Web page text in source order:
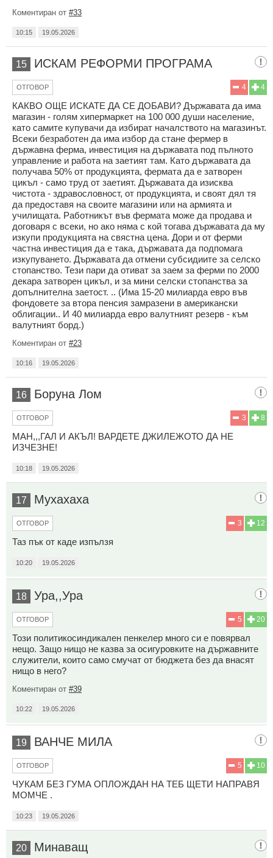
Коментиран от #33
10:15 19.05.2026
15 ИСКАМ РЕФОРМИ ПРОГРАМА
4
4
ОТГОВОР
КАКВО ОЩЕ ИСКАТЕ ДА СЕ ДОБАВИ? Държавата да има
магазин - голям хипермаркет на 100 000 души население,
като самите купувачи да избират началството на магазинът.
Всеки безработен да има избор да стане фермер в
държавна ферма, инвестиция на държавата под пълното
управление и работа на заетият там. Като държавата да
получава 50% от продукцията, фермата да е затворен
цикъл - само труд от заетият. Държавата да изисква
чистота - здравословност, от продукцията, и своят дял тя
да предоставя на своите магазини или на армията и
училищата. Работникът във фермата може да продава и
договаря с всеки, но ако няма с кой тогава държавата да му
изкупи продукцията на свястна цена. Дори и от ферми
частна инвестиция да е така, държавата да подпомага
изкупуването. Държавата да отмени субсидиите за селско
стопанство. Тези пари да отиват за заем за ферми по 2000
декара затворен цикъл, и за мини селски стопанства за
допълнителна заетост. .. (Има 15-20 милиарда евро във
фондовете за втора пенсия замразени в американски
облигации.. И 40 милиарда евро валутният резерв - към
валутният борд.)
Коментиран от #23
10:16 19.05.2026
16 Боруна Лом
8
3
ОТГОВОР
МАН,,,ГАЛ И АКЪЛ! ВАРДЕТЕ ДЖИЛЕЖОТО ДА НЕ
ИЗЧЕЗНЕ!
10:18 19.05.2026
17 Мухахаха
12
3
ОТГОВОР
Таз пък от каде изпълзя
10:20 19.05.2026
18 Ура,,Ура
20
5
ОТГОВОР
Този политикосиндикален пенкелер много си е повярвал
нещо. Защо нищо не казва за осигуровките на държавните
служители, които само смучат от бюджета без да внасят
нищо в него?
Коментиран от #39
10:22 19.05.2026
19 ВАНЧЕ МИЛА
10
5
ОТГОВОР
ЧУКАМ БЕЗ ГУМА ОПЛОЖДАН НА ТЕБ ЩЕТИ НАПРАВЯ
МОМЧЕ .
10:23 19.05.2026
20 Минаващ